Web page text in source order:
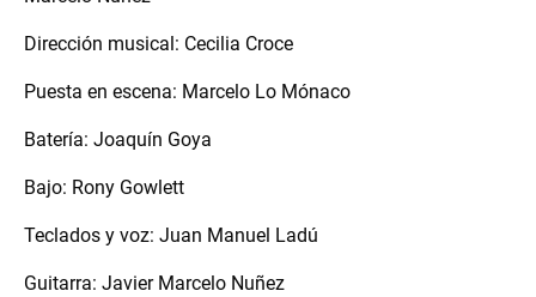
Dirección musical: Cecilia Croce
Puesta en escena: Marcelo Lo Mónaco
Batería: Joaquín Goya
Bajo: Rony Gowlett
Teclados y voz: Juan Manuel Ladú
Guitarra: Javier Marcelo Nuñez